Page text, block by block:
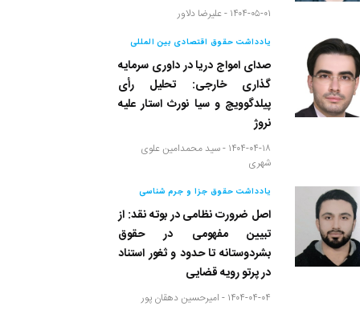
۱۴۰۴-۰۵-۰۱ - علیرضا دلاور
یادداشت حقوق اقتصادی بین المللی
صدای امواج دریا در داوری سرمایه
گذاری خارجی: تحلیل رأی
پیلدگوویچ و سیا نورث استار علیه
نروژ
۱۴۰۴-۰۴-۱۸ - سید محمدامین علوی
شهری
یادداشت حقوق جزا و جرم شناسی
اصل ضرورت نظامی در بوته نقد: از
تبیین مفهومی در حقوق
بشردوستانه تا حدود و ثغور استناد
در پرتو رویه قضایی
۱۴۰۴-۰۴-۰۴ - امیرحسین دهقان پور